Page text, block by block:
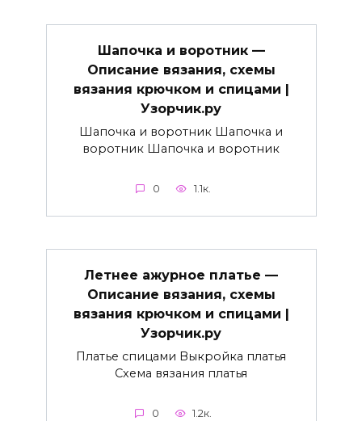
Шапочка и воротник —
Описание вязания, схемы
вязания крючком и спицами |
Узорчик.ру
Шапочка и воротник Шапочка и
воротник Шапочка и воротник
0 1.1к.
Летнее ажурное платье —
Описание вязания, схемы
вязания крючком и спицами |
Узорчик.ру
Платье спицами Выкройка платья
Схема вязания платья
0 1.2к.